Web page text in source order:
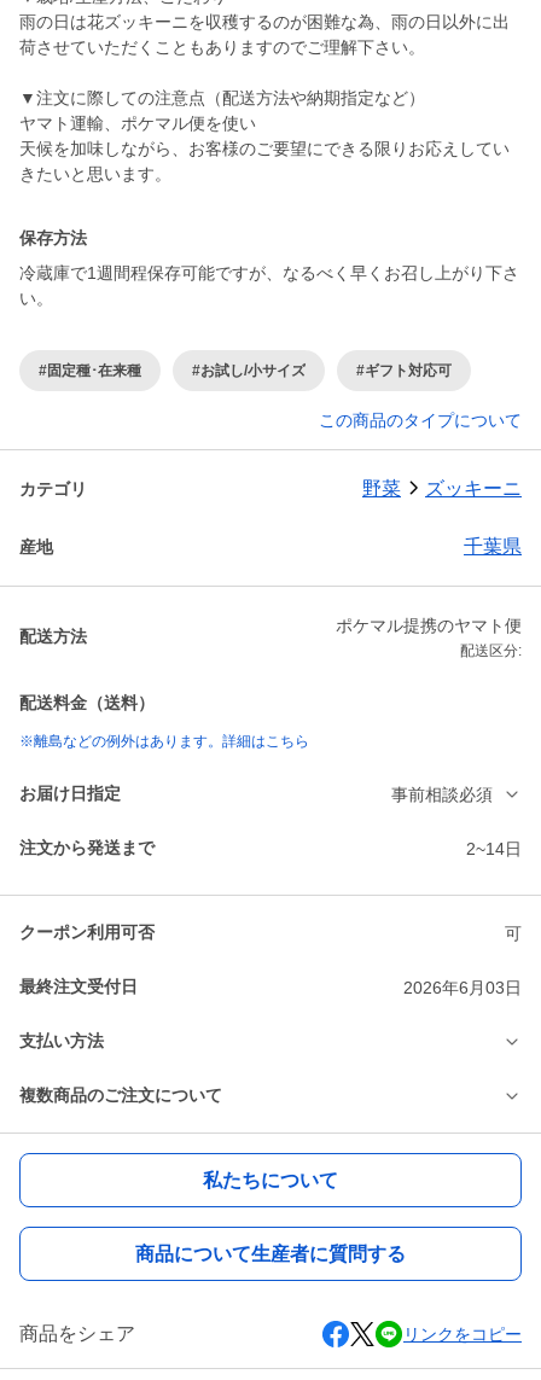
雨の日は花ズッキーニを収穫するのが困難な為、雨の日以外に出
荷させていただくこともありますのでご理解下さい。
▼注文に際しての注意点（配送方法や納期指定など）
ヤマト運輸、ポケマル便を使い
天候を加味しながら、お客様のご要望にできる限りお応えしてい
きたいと思います。
保存方法
冷蔵庫で1週間程保存可能ですが、なるべく早くお召し上がり下さ
い。
#固定種･在来種 #お試し/小サイズ #ギフト対応可
この商品のタイプについて
カテゴリ 野菜 ズッキーニ
産地 千葉県
配送方法
ポケマル提携のヤマト便
配送区分:
配送料金（送料）
※離島などの例外はあります。詳細はこちら
お届け日指定 事前相談必須
注文から発送まで 2~14日
クーポン利用可否 可
最終注文受付日 2026年6月03日
支払い方法
複数商品のご注文について
私たちについて
商品について生産者に質問する
商品をシェア リンクをコピー